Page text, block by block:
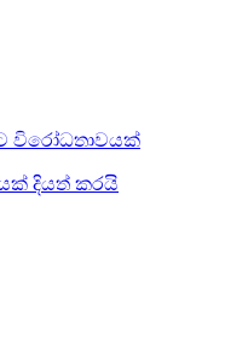
විරෝධතාවයක්
දියත් කරයි